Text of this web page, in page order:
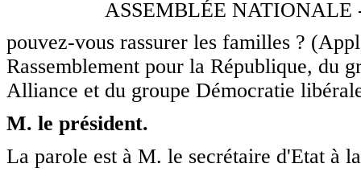
ASSEMBLÉE NATIONALE
pouvez-vous rassurer les familles ?
Rassemblement pour la République, du
Alliance et du groupe Démocratie
M. le président.
La parole est à M. le secrétaire d'Etat à